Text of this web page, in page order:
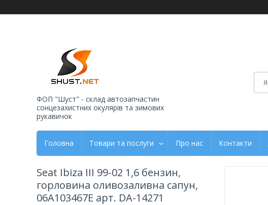
ФОП "Шуст" - склад автозапчастин
сонцезахистних окулярів та зимових
рукавичок
Головна Товари та послуги Про нас Контакти
Seat Ibiza III 99-02 1,6 бензин,
горловина оливозаливна сапун,
06A103467E арт. DA-14271